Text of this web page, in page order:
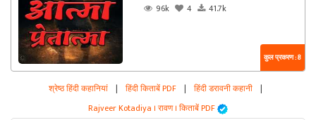
96k
4 41.7k
कुल प्रकरण : 8
श्रेष्ठ हिंदी कहानियां | हिंदी किताबें PDF | हिंदी डरावनी कहानी |
Rajveer Kotadiya । रावण । किताबें PDF